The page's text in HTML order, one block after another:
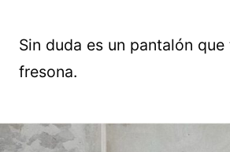
Sin duda es un pantalón
fresona.